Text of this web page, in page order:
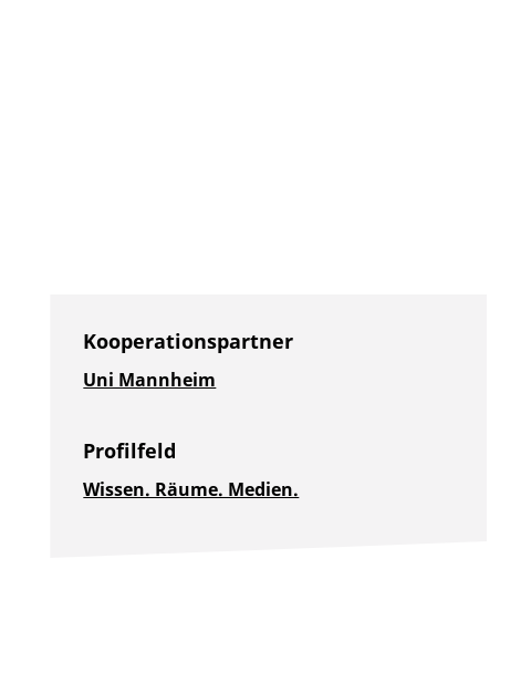
Kooperationspartner
Uni Mannheim
Profilfeld
Wissen. Räume. Medien.